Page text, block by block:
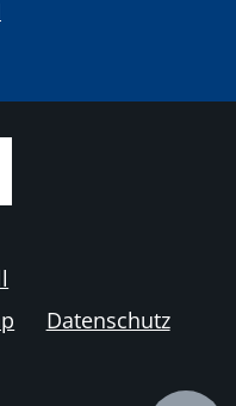
Datenschutz